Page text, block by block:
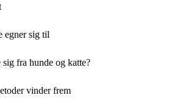
egner sig til
fra hunde og katte?
vinder frem